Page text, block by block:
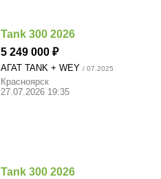
Tank 300 2026
5 249 000
АГАТ TANK + WEY / 07.2025
Красноярск
27.07.2026 19:35
Tank 300 2026